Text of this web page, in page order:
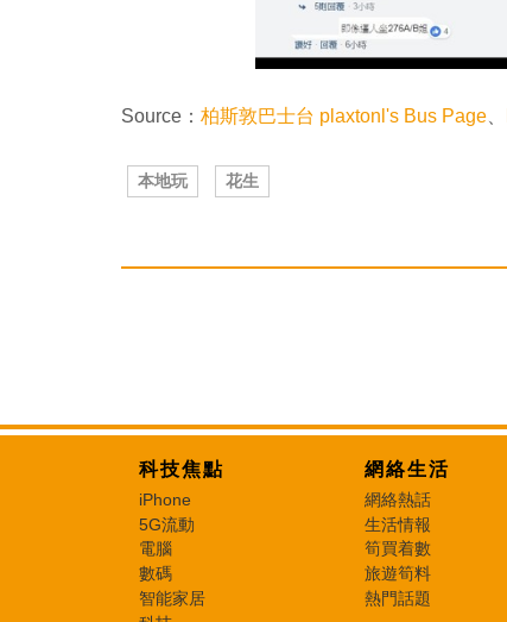
Source： 柏斯敦巴士台 plaxtonl's Bus Page
本地玩 花生
科技焦點
iPhone
5G流動
電腦
數碼
智能家居
網絡生活
網絡熱話
生活情報
筍買着數
旅遊筍料
熱門話題